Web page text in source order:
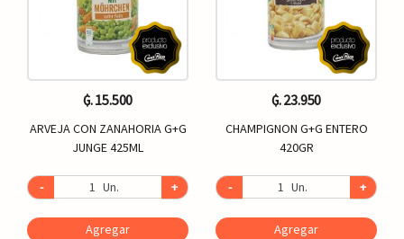
₲. 15.500
ARVEJA CON ZANAHORIA G+G
JUNGE 425ML
- Un. +
Agregar
₲. 23.950
CHAMPIGNON G+G ENTERO
420GR
- Un. +
Agregar